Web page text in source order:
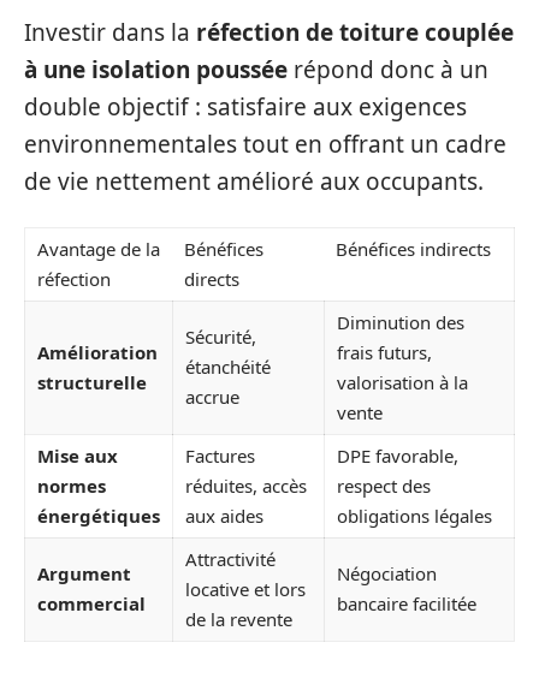
Investir dans la réfection de toiture couplée
à une isolation poussée répond donc à un
double objectif : satisfaire aux exigences
environnementales tout en offrant un cadre
de vie nettement amélioré aux occupants.
Avantage de la
réfection
Bénéfices
directs
Bénéfices indirects
Amélioration
structurelle
Sécurité,
étanchéité
accrue
Diminution des
frais futurs,
valorisation à la
vente
Mise aux
normes
énergétiques
Factures
réduites, accès
aux aides
DPE favorable,
respect des
obligations légales
Argument
commercial
Attractivité
locative et lors
de la revente
Négociation
bancaire facilitée